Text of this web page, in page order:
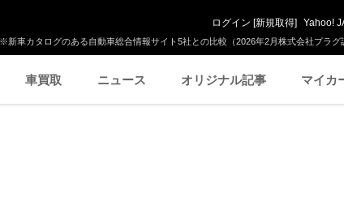
※新車カタログのある自動車総合情報サイト5社との比較（2026年2月株式会社プラグ
ログイン [新規取得] Yahoo!
車買取 ニュース オリジナル記事 マイカ